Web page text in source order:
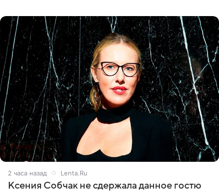
2 часа назад Lenta.Ru
Ксения Собчак не сдержала данное гостю